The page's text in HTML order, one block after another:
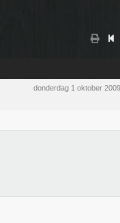
donderdag 1 oktober